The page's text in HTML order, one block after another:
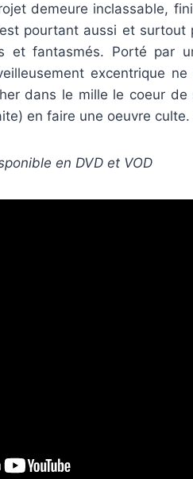
demeure inclassable,
pourtant aussi et
et fantasmés. Porté par
excentrique
dans le mille le coeur
en faire une oeuvre
en DVD et VOD